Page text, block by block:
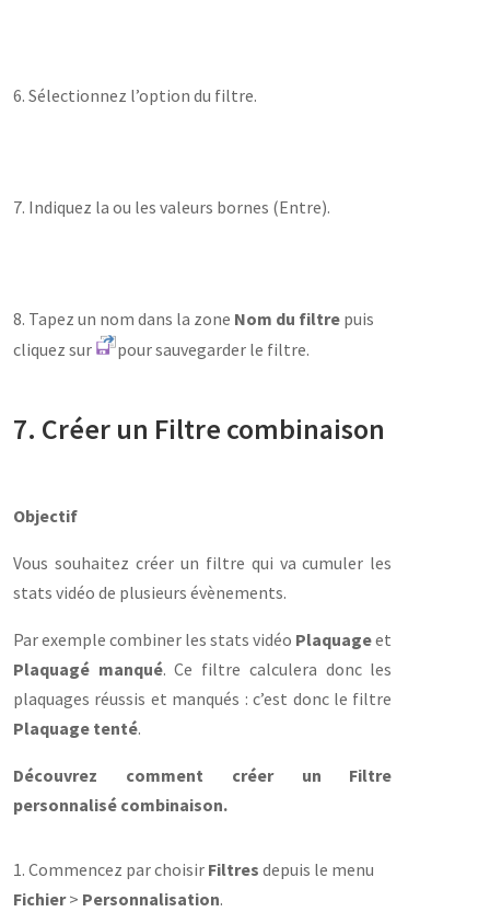
6. Sélectionnez l’option du filtre.
7. Indiquez la ou les valeurs bornes (Entre).
8. Tapez un nom dans la zone Nom du filtre puis
cliquez sur
pour sauvegarder le filtre.
7. Créer un Filtre combinaison
Objectif
Vous souhaitez créer un filtre qui va cumuler les
stats vidéo de plusieurs évènements.
Par exemple combiner les stats vidéo Plaquageet
Plaquagé manqué. Ce filtre calculera donc les
plaquages réussis et manqués : c’est donc le filtre
Plaquage tenté.
Découvrez comment créer un Filtre
personnalisé combinaison.
1. Commencez par choisir Filtres depuis le menu
Fichier> Personnalisation.